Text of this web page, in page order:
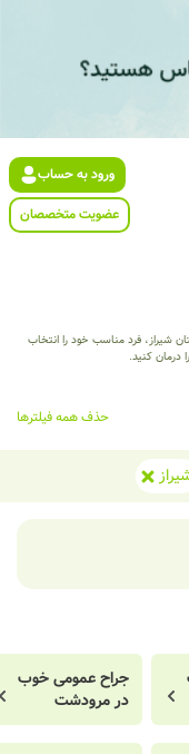
ورود به حساب
عضویت متخصصان
شیراز، فرد مناسب خود را انتخاب
کنید.
حذف همه فیلترها
جراح عمومی خوب
در مرودشت